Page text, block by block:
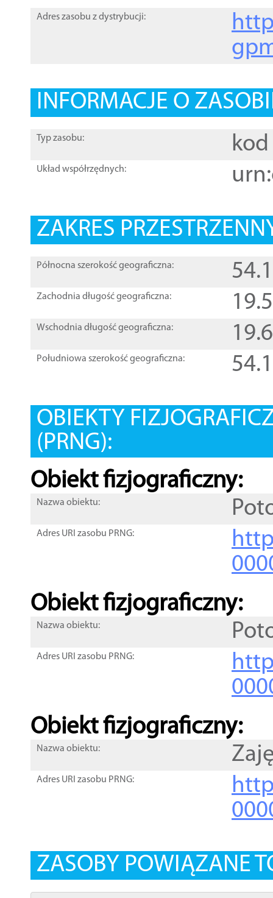
Adres zasobu z dystrybucji:
INFORMACJE O
Typ zasobu: kod
Układ współrzędnych:
ZAKRES
Północna szerokość geograficzna:
Zachodnia długość geograficzna:
Wschodnia długość geograficzna:
Południowa szerokość geograficzna:
OBIEKTY
(PRNG):
Obiekt fizjograficzny:
Nazwa obiektu:
Adres URI zasobu PRNG:
Obiekt fizjograficzny:
Nazwa obiektu:
Adres URI zasobu PRNG:
Obiekt fizjograficzny:
Nazwa obiektu:
Adres URI zasobu PRNG:
ZASOBY POWIĄZANE